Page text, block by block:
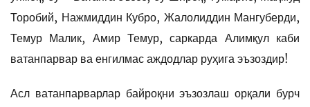
Торобий, Нажмиддин Кубро, Жалолиддин Мангуберди,
Темур Малик, Амир Темур, саркарда Алимқул каби
ватанпарвар ва енгилмас аждодлар руҳига эъзоздир!
Асл ватанпарварлар байроқни эъзозлаш орқали бурч